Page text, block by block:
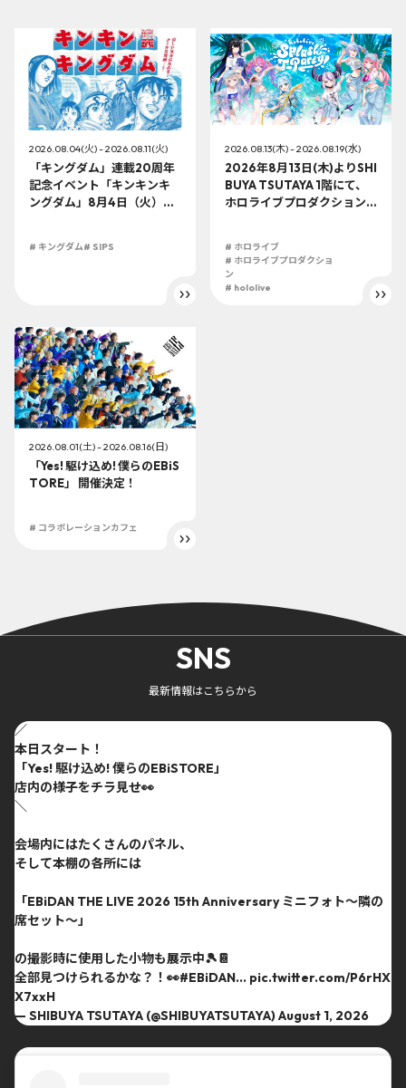
2026.08.04(火) - 2026.08.11(火)
「キングダム」連載20周年
記念イベント「キンキンキ
ングダム」8月4日（火）よ
# キングダム# SIPS
2026.08.13(木) - 2026.08.19(水)
2026年8月13日(木)よりSHI
BUYA TSUTAYA 1階にて、
ホロライブプロダクション
# ホロライブ
# ホロライブプロダクショ
ン
# hololive
2026.08.01(土) - 2026.08.16(日)
「Yes! 駆け込め! 僕らのEBiS
TORE」 開催決定！
# コラボレーションカフェ
SNS
最新情報はこちらから
／
本日スタート！
「Yes! 駆け込め! 僕らのEBiSTORE」
店内の様子をチラ見せ👀
＼
会場内にはたくさんのパネル、
そして本棚の各所には
「EBiDAN THE LIVE 2026 15th Anniversary ミニフォト〜隣の
席セット〜」
の撮影時に使用した小物も展示中🎾📔
全部見つけられるかな？！👀#EBiDAN… pic.twitter.com/P6rHX
X7xxH
— SHIBUYA TSUTAYA (@SHIBUYATSUTAYA)August 1, 2026